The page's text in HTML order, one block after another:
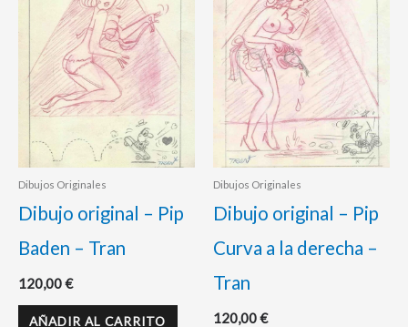
Dibujos Originales
Dibujo original – Pip
Baden – Tran
120,00€
AÑADIR AL CARRITO
Dibujos Originales
Dibujo original – Pip
Curva a la derecha –
Tran
120,00€